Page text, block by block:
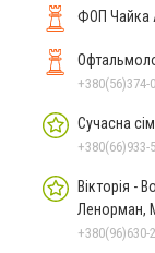
ФОП Чайка
Сучасна
+380(66)933-
Вікторія -
Ленорман,
+380(96)630-